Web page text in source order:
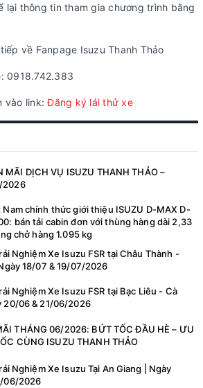
lại thông tin tham gia chương trình bằng
về Fanpage Isuzu Thanh Thảo
0918.742.383
vào link:Đăng ký lái thử xe
MÃI DỊCH VỤ ISUZU THANH THẢO –
2026
Nam chính thức giới thiệu ISUZU D-MAX D-
bán tải cabin đơn với thùng hàng dài 2,33
chở hàng 1.095 kg
Nghiệm Xe Isuzu FSR tại Châu Thành -
18/07 & 19/07/2026
Nghiệm Xe Isuzu FSR tại Bạc Liêu - Cà
20/06 & 21/06/2026
THÁNG 06/2026: BỨT TỐC ĐẦU HÈ – ƯU
CÙNG ISUZU THANH THẢO
Nghiệm Xe Isuzu Tại An Giang | Ngày
06/2026